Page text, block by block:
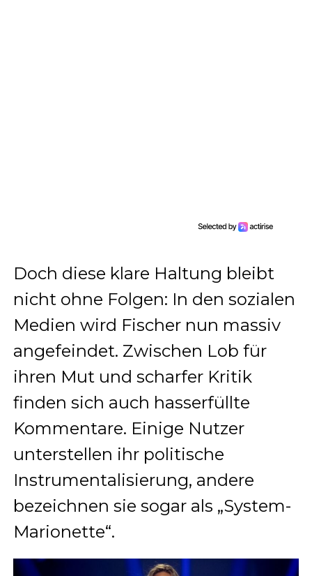
Doch diese klare Haltung bleibt
nicht ohne Folgen: In den sozialen
Medien wird Fischer nun massiv
angefeindet. Zwischen Lob für
ihren Mut und scharfer Kritik
finden sich auch hasserfüllte
Kommentare. Einige Nutzer
unterstellen ihr politische
Instrumentalisierung, andere
bezeichnen sie sogar als „System-
Marionette“.